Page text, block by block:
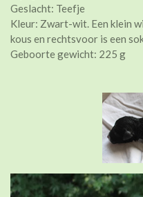
Geslacht: Teefje
Kleur: Zwart-wit. Een klein
kous en rechtsvoor is een
Geboorte gewicht: 225 g